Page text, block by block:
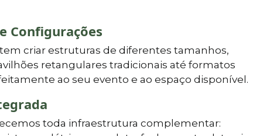
Configurações
criar estruturas de diferentes tamanhos,
retangulares tradicionais até formatos
ao seu evento e ao espaço disponível.
toda infraestrutura complementar: